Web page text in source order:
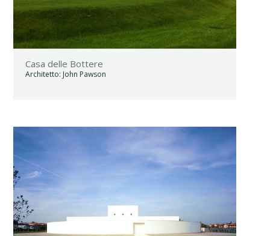
Casa delle Bottere
Architetto: John Pawson